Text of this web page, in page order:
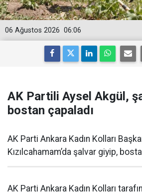
06:06
06 Ağustos 2026
AK Partili Aysel Akgül,
bostan çapaladı
AK Parti Ankara Kadın Kolları
Kızılcahamam’da şalvar giyip,
AK Parti Ankara Kadın Kolları